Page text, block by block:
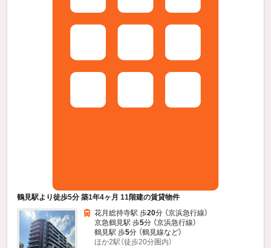
鶴見駅より徒歩5分 築1年4ヶ月 11階建の賃貸物件
花月総持寺駅 歩20分 （京浜急行線）
京急鶴見駅 歩5分 （京浜急行線）
鶴見駅 歩5分 （鶴見線など）
ほか2駅（徒歩20分圏内）